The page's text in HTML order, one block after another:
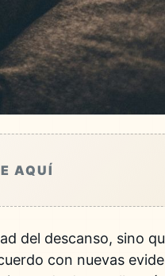
AQUÍ
del descanso, sino
con nuevas